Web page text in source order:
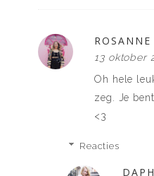
ROSANNE
13 oktober
Oh hele
zeg. Je
<3
Reacties